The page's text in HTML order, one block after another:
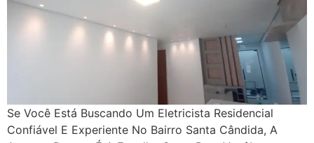
Se Você Está Buscando Um Eletricista Residencial
Confiável E Experiente No Bairro Santa Cândida, A